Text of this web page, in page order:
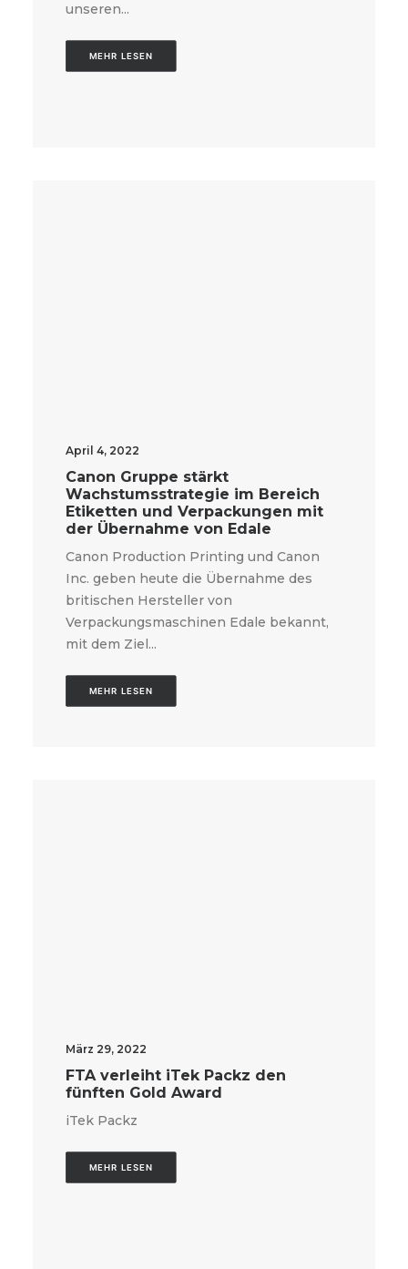
unseren...
MEHR LESEN
April 4, 2022
Canon Gruppe stärkt
Wachstumsstrategie im Bereich
Etiketten und Verpackungen mit
der Übernahme von Edale
Canon Production Printing und Canon
Inc. geben heute die Übernahme des
britischen Hersteller von
Verpackungsmaschinen Edale bekannt,
mit dem Ziel...
MEHR LESEN
März 29, 2022
FTA verleiht iTek Packz den
fünften Gold Award
iTek Packz
MEHR LESEN